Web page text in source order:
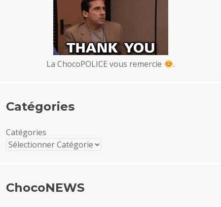
La ChocoPOLICE vous remercie .
Catégories
Catégories
ChocoNEWS